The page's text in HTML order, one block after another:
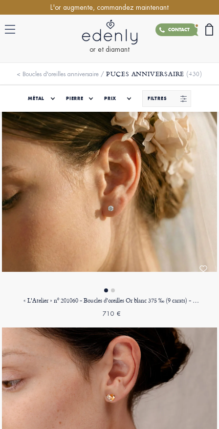
L'or augmente, commandez maintenant
CONTACT
or et diamant
< Boucles d'oreilles anniversaire/ PUCES ANNIVERSAIRE (430)
MÉTAL PIERRE PRIX FILTRES
« L'Atelier » nº 201060 - Boucles d'oreilles Or blanc 375 ‰ (9 carats) - Diamant synthétique Rond 0.3 carat (2 X)
710 €